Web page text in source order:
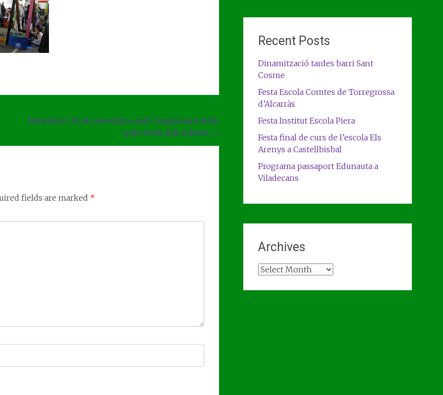
Divendres 20 de novembre amb l’esplai Sant Feliu
pels drets dels infants →
fields are marked *
Recent Posts
Dinamització tardes barri Sant
Cosme
Festa Escola Comtes de Torregrossa
d’Alcarràs
Festa Institut Escola Piera
Festa final de curs de l’escola Els
Arenys a Castellbisbal
Programa passaport Edunauta a
Viladecans
Archives
Archives